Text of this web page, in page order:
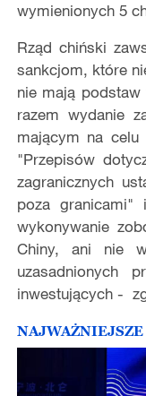
wymienionych 5
Rząd chiński
sankcjom, które
nie mają
razem wydanie
mającym na
"Przepisów
zagranicznych
poza granicami"
wykonywanie
Chiny, ani nie
uzasadnionych
inwestujących -
NAJWAŻNIEJSZE